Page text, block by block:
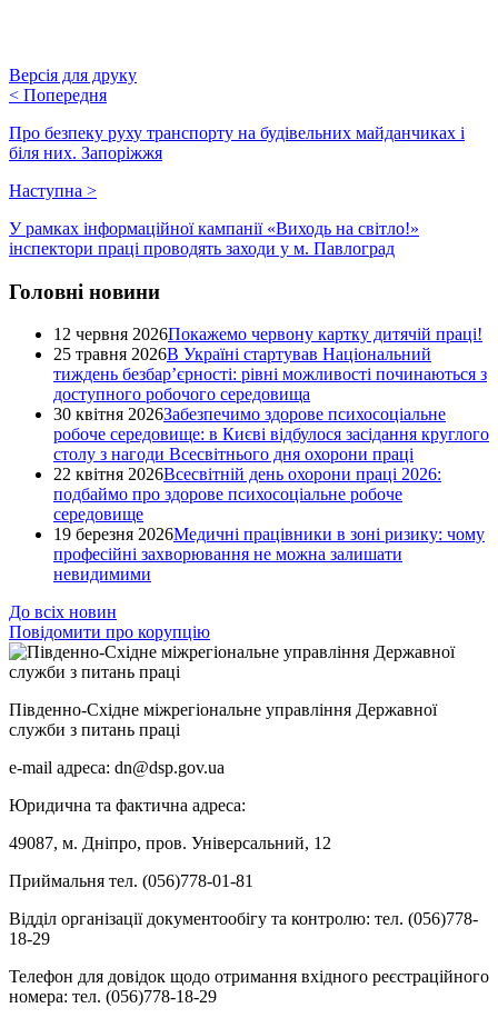
Версія для друку
< Попередня
Про безпеку руху транспорту на будівельних майданчиках і
біля них. Запоріжжя
Наступна >
У рамках інформаційної кампанії «Виходь на світло!»
інспектори праці проводять заходи у м. Павлоград
Головні новини
12 червня 2026Покажемо червону картку дитячій праці!
25 травня 2026В Україні стартував Національний
тиждень безбар’єрності: рівні можливості починаються з
доступного робочого середовища
30 квітня 2026Забезпечимо здорове психосоціальне
робоче середовище: в Києві відбулося засідання круглого
столу з нагоди Всесвітнього дня охорони праці
22 квітня 2026Всесвітній день охорони праці 2026:
подбаймо про здорове психосоціальне робоче
середовище
19 березня 2026Медичні працівники в зоні ризику: чому
професійні захворювання не можна залишати
невидимими
До всіх новин
Повідомити про корупцію
Південно-Східне міжрегіональне управління Державної
служби з питань праці
e-mail адреса: dn@dsp.gov.ua
Юридична та фактична адреса:
49087, м. Дніпро, пров. Універсальний, 12
Приймальня тел. (056)778-01-81
Відділ організації документообігу та контролю: тел. (056)778-
18-29
Телефон для довідок щодо отримання вхідного реєстраційного
номера: тел. (056)778-18-29